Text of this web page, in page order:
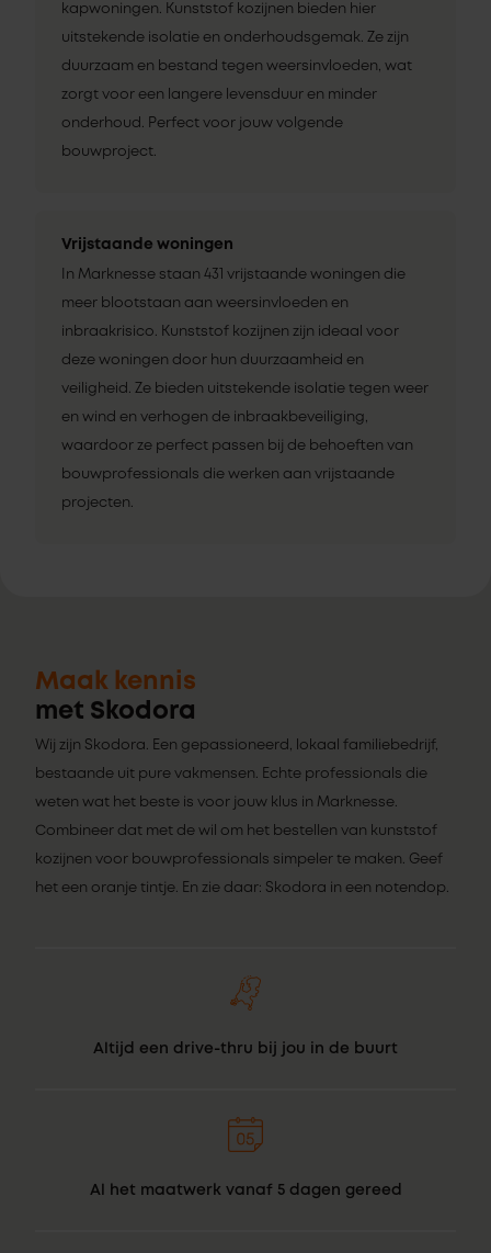
kapwoningen. Kunststof kozijnen bieden hier
uitstekende isolatie en onderhoudsgemak. Ze zijn
duurzaam en bestand tegen weersinvloeden, wat
zorgt voor een langere levensduur en minder
onderhoud. Perfect voor jouw volgende
bouwproject.
Vrijstaande woningen
In Marknesse staan 431 vrijstaande woningen die
meer blootstaan aan weersinvloeden en
inbraakrisico. Kunststof kozijnen zijn ideaal voor
deze woningen door hun duurzaamheid en
veiligheid. Ze bieden uitstekende isolatie tegen weer
en wind en verhogen de inbraakbeveiliging,
waardoor ze perfect passen bij de behoeften van
bouwprofessionals die werken aan vrijstaande
projecten.
Maak kennis
met Skodora
Wij zijn Skodora. Een gepassioneerd, lokaal familiebedrijf,
bestaande uit pure vakmensen. Echte professionals die
weten wat het beste is voor jouw klus in Marknesse.
Combineer dat met de wil om het bestellen van kunststof
kozijnen voor bouwprofessionals simpeler te maken. Geef
het een oranje tintje. En zie daar: Skodora in een notendop.
Altijd een drive-thru bij jou in de buurt
Al het maatwerk vanaf 5 dagen gereed